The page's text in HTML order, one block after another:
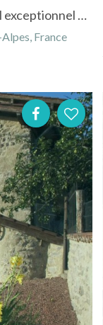
Gîte aux portes du beaujolais vert, dans un cadre naturel exceptionnel à Saint-Victor-sur-Rhins
France